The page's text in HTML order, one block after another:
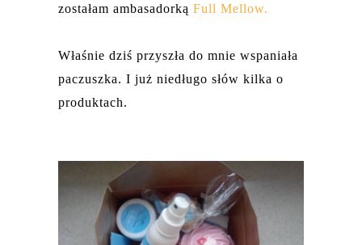
zostałam ambasadorkąFull Mellow.
Właśnie dziś przyszła do mnie wspaniała
paczuszka. I już niedługo słów kilka o
produktach.